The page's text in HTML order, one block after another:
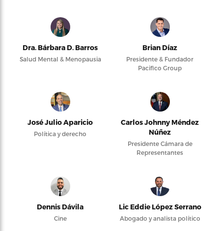
Dra. Bárbara D. Barros
Salud Mental & Menopausia
Brian Díaz
Presidente & Fundador
Pacifico Group
José Julio Aparicio
Política y derecho
Carlos Johnny Méndez
Núñez
Presidente Cámara de
Representantes
Dennis Dávila
Cine
Lic Eddie López Serrano
Abogado y analista político